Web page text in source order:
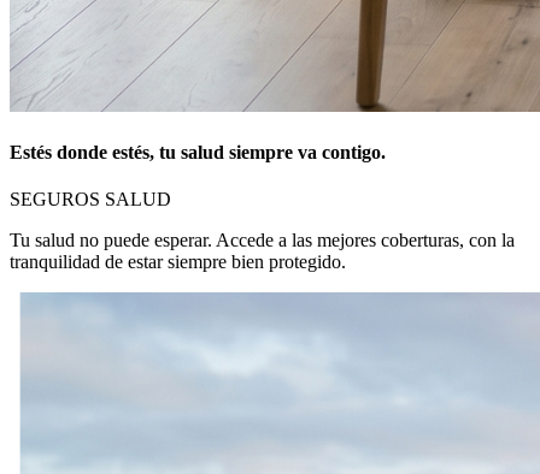
Estés donde estés, tu salud siempre va contigo.
SEGUROS SALUD
Tu salud no puede esperar. Accede a las mejores coberturas, con la
tranquilidad de estar siempre bien protegido.